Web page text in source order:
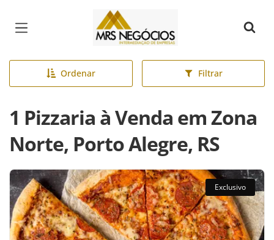
Página inicial
Ordenar Filtrar
1 Pizzaria à Venda em Zona
Norte, Porto Alegre, RS
Exclusivo